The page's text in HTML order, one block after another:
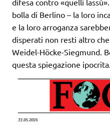
difesa contro «quelli
bolla di Berlino – la loro
e la loro arroganza
disperati non resti altro
Weidel-Höcke-Siegmund.
questa spiegazione ipocrita.